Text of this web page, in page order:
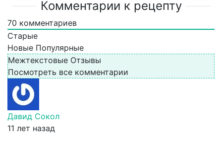
Комментарии к рецепту
70 комментариев
Старые
Новые Популярные
Межтекстовые Отзывы
Посмотреть все комментарии
Давид Сокол
11 лет назад